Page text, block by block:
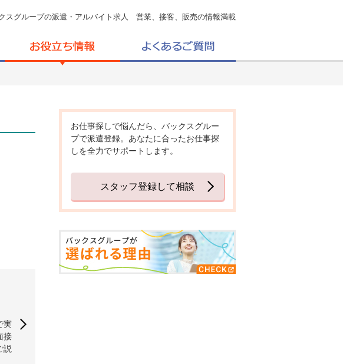
スグループの派遣・アルバイト求人 営業、接客、販売の情報満載
実
接
説
お仕事探しで悩んだら、バックスグルー
プで派遣登録。あなたに合ったお仕事探
しを全力でサポートします。
スタッフ登録して相談